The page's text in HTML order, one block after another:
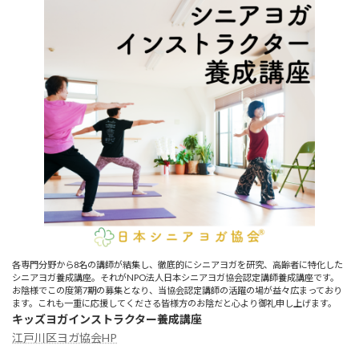
各専門分野から8名の講師が結集し、徹底的にシニアヨガを研究、高齢者に特化した
シニアヨガ養成講座。それがNPO法人日本シニアヨガ協会認定講師養成講座です。
お陰様でこの度第7期の募集となり、当協会認定講師の活躍の場が益々広まっており
ます。これも一重に応援してくださる皆様方のお陰だと心より御礼申し上げます。
キッズヨガインストラクター養成講座
江戸川区ヨガ協会HP